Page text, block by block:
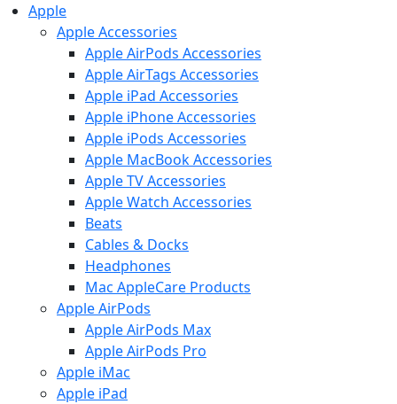
Apple
Apple Accessories
Apple AirPods Accessories
Apple AirTags Accessories
Apple iPad Accessories
Apple iPhone Accessories
Apple iPods Accessories
Apple MacBook Accessories
Apple TV Accessories
Apple Watch Accessories
Beats
Cables & Docks
Headphones
Mac AppleCare Products
Apple AirPods
Apple AirPods Max
Apple AirPods Pro
Apple iMac
Apple iPad